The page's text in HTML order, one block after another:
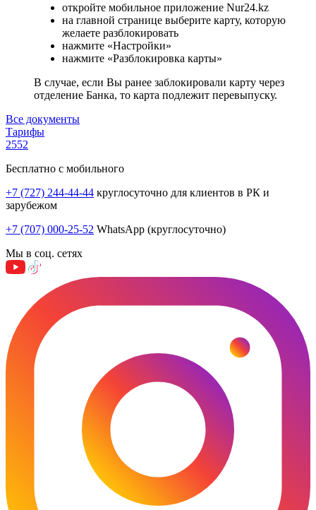
откройте мобильное приложение Nur24.kz
на главной странице выберите карту, которую
желаете разблокировать
нажмите «Настройки»
нажмите «Разблокировка карты»
В случае, если Вы ранее заблокировали карту через
отделение Банка, то карта подлежит перевыпуску.
Все документы
Тарифы
2552
Бесплатно с мобильного
+7 (727) 244-44-44 круглосуточно для клиентов в РК и
зарубежом
+7 (707) 000-25-52 WhatsApp (круглосуточно)
Мы в соц. сетях